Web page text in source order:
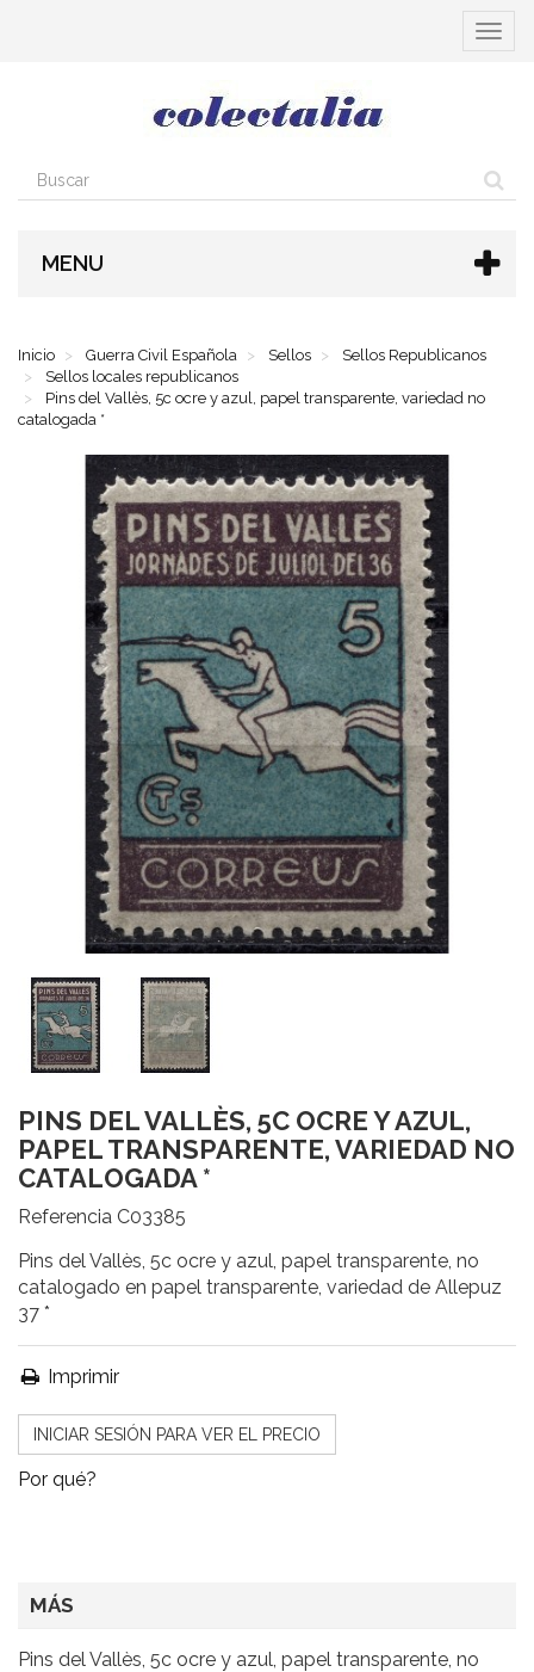
MENU
Inicio Guerra Civil Española Sellos
Sellos Republicanos
Sellos locales republicanos
Pins del Vallès, 5c ocre y azul, papel transparente, variedad no
catalogada *
PINS DEL VALLÈS, 5C OCRE Y AZUL,
PAPEL TRANSPARENTE, VARIEDAD NO
CATALOGADA *
Referencia C03385
Pins del Vallès, 5c ocre y azul, papel transparente, no
catalogado en papel transparente, variedad de Allepuz
37 *
Imprimir
INICIAR SESIÓN PARA VER EL PRECIO
Por qué?
MÁS
Pins del Vallès, 5c ocre y azul, papel transparente, no